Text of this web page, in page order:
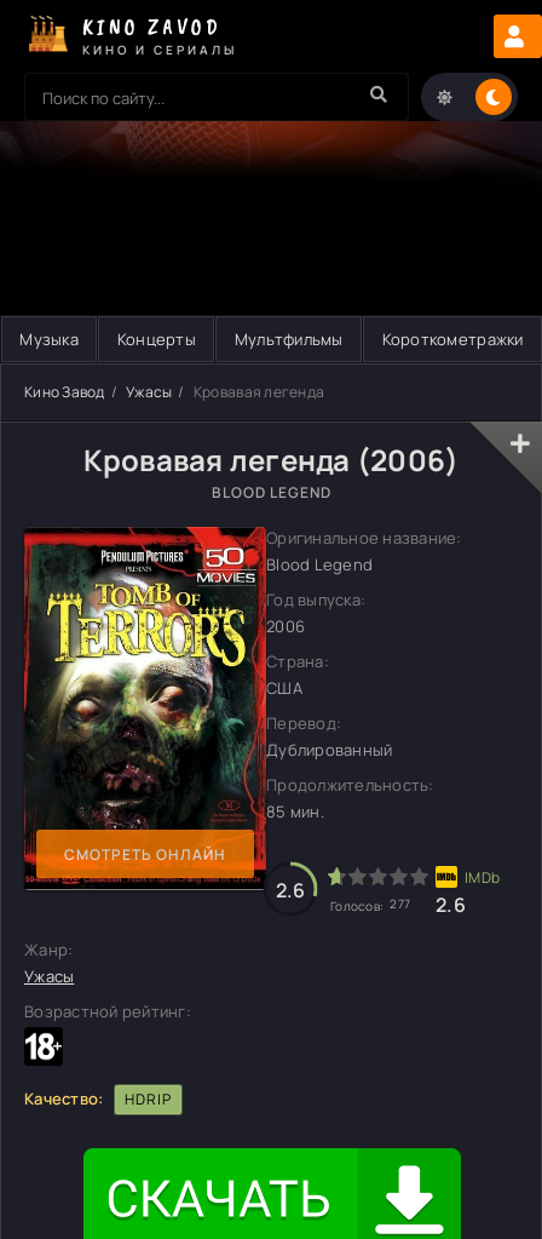
KINO ZAVOD
КИНО И СЕРИАЛЫ
Музыка Концерты Мультфильмы Короткометражки
Кино Завод Ужасы Кровавая легенда
Кровавая легенда (2006)
BLOOD LEGEND
СМОТРЕТЬ ОНЛАЙН
Оригинальное название:
Blood Legend
Год выпуска:
2006
Страна:
США
Перевод:
Дублированный
Продолжительность:
85 мин.
2.6
Голосов: 277 2.6
Жанр:
Ужасы
Возрастной рейтинг:
Качество: HDRIP